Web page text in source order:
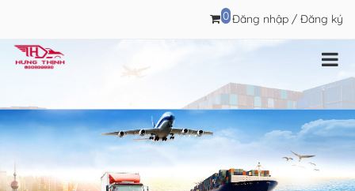
0 Đăng nhập / Đăng ký